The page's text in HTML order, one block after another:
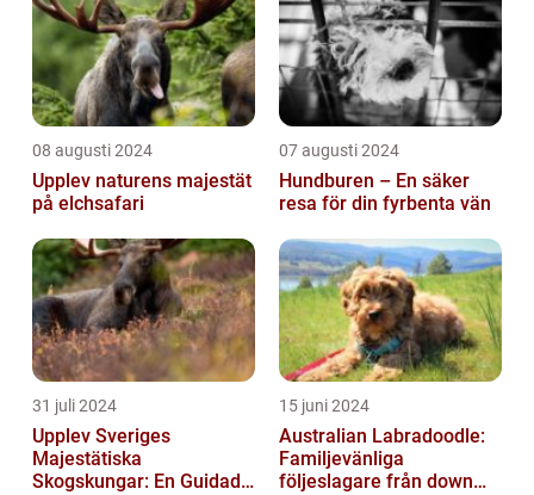
08 augusti 2024
Upplev naturens majestät
på elchsafari
07 augusti 2024
Hundburen – En säker
resa för din fyrbenta vän
31 juli 2024
Upplev Sveriges
Majestätiska
Skogskungar: En Guidad
15 juni 2024
Australian Labradoodle:
Familjevänliga
följeslagare från down